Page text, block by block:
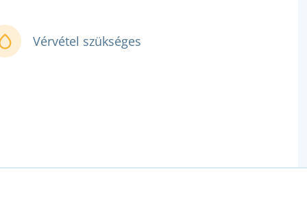
Vérvétel szükséges